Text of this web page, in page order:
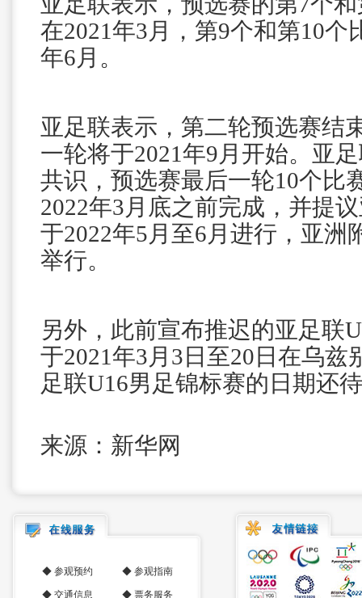
在2021年3月，第9个和第10个
年6月。
亚足联表示，第二轮预选赛结
一轮将于2021年9月开始。亚
共识，预选赛最后一轮10个比
2022年3月底之前完成，并提
于2022年5月至6月进行，亚洲
举行。
另外，此前宣布推迟的亚足联
于2021年3月3日至20日在乌兹
足联U16男足锦标赛的日期还
来源：新华网
◆ 参观预约 ◆ 参观指南
◆ 交通信息 ◆ 票务服务